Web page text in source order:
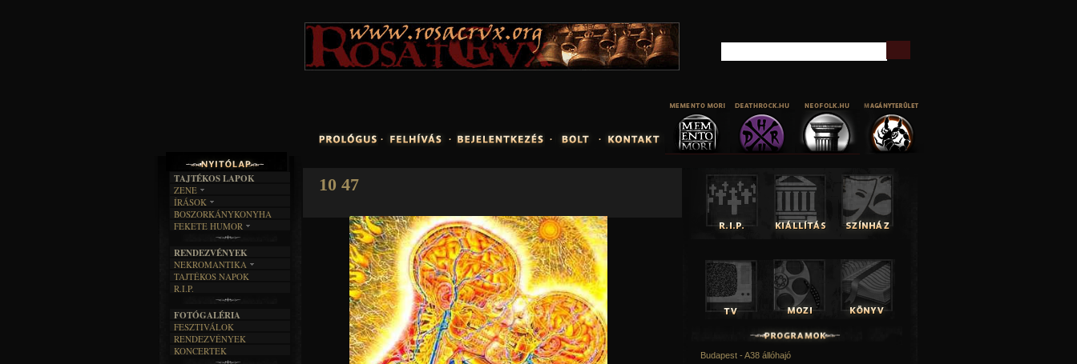
10 47
TAJTÉKOS LAPOK
ZENE
EGYÜTTESEK
INTERJÚK
FORDÍTÁSOK
DALSZÖVEGEK
ÍRÁSOK
IRODALOM
FILM
MŰVÉSZET
ÍRÁSTÖRTÉNET
BOSZORKÁNYKONYHA
FEKETE HUMOR
SZÖVEGES
RENDEZVÉNYEK
NEKROMANTIKA
AKTUÁLIS
A MÚLT
TAJTÉKOS NAPOK
R.I.P.
FOTÓGALÉRIA
FESZTIVÁLOK
RENDEZVÉNYEK
KONCERTEK
Budapest - A38 állóhajó